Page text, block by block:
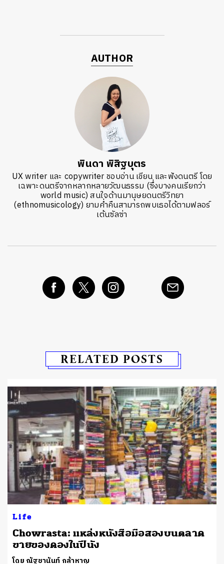
AUTHOR
พินดา พิสิฐบุตร
UX writer และ copywriter ชอบอ่าน เขียน และฟังดนตรี โดย
เฉพาะดนตรีจากหลากหลายวัฒนธรรม (ซึ่งบางคนเรียกว่า
world music) สนใจด้านมานุษยดนตรีวิทยา
(ethnomusicology) ยามค่ำคืนสามารถพบเธอได้ตามฟลอร์
เต้นซัลซ่า
RELATED POSTS
Life
Chowrasta: แหล่งหนังสือมือสองบนตลาด
ขายของดองในปีนัง
โดย ณัฐชานันท์ กล้าหาญ